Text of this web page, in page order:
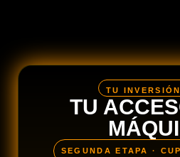
TU
TU
SEGUNDA ETAPA ·